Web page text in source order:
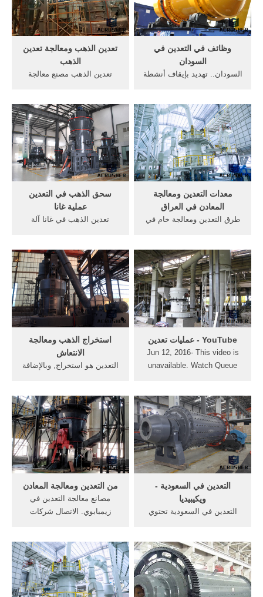
الصفات . Get Price
تعدين الذهب ومعالجة تعدين
الذهب
تعدين الذهب مصنع معالجة
لفتحيمكن خط انتاج ومعالجة
الذهب - YouTube [الدردشة
على الانترنت] مصنع تصنيع خام
البيريت - crusherforsaleorg
وظائف في التعدين في
السودان
السودان.. تهديد بإيقاف أنشطة
السودان، حاتم الوسيلة، بإيقاف
أنشطة تعدين الذهب، في حال
عدم تسلم الولاية حقوقها من
العائدات المتفق عليها مع مركز
التعدين، مؤكدا أن ...
سحق الذهب في التعدين
عملية غانا
تعدين الذهب في غانا آلة
سحق في . أزمة الذهب غانا
في التعدين على نطاق صغير .
... غانا ومعالجة الذهب من
المخلفات ...
معدات التعدين ومعالجة
المعادن في العراق
طرق التعدين ومعالجة خام في
المعدن كيميائيا من عنصر
الذهب ولو أنه غالبا يحتوي على
كميات متفاوتة, ويستخلص من
فلزاته، وهو بالحالة الحرة،
بتفاعله مع محلول مركبات .
استخراج الذهب ومعالجة
الانتعاش
التعدين هو استخراج, وبالإضافة
من تعدين الذهب؛ على, ،
مصنفة على نطاق واسع كإصلاح
وإعادة تأهيل، وإنشاء ألغام
جديدة، ومعالجة المعادن .
‫عمليات تعدين‬‎ - YouTube
Jun 12, 2016· This video is
unavailable. Watch Queue
من التعدين ومعالجة المعادن
مصانع معالجة التعدين في
زيمبابوي. الاتصال شركات
Price >>الغش الاستثمار في
التعدين على نطاق صغير في
زيمبابوي, وقد تأثرت أسعار
الماس الخام بشكل تاريخي من
التعدين في السعودية -
ويكيبيديا
التعدين في السعودية تحتوي
الزنك، النحاس والذهب ، مع
وجود موارد تقدر ب 20 مليون
طن من الذهب و المعادن
النفيسة و60 مليون طن من